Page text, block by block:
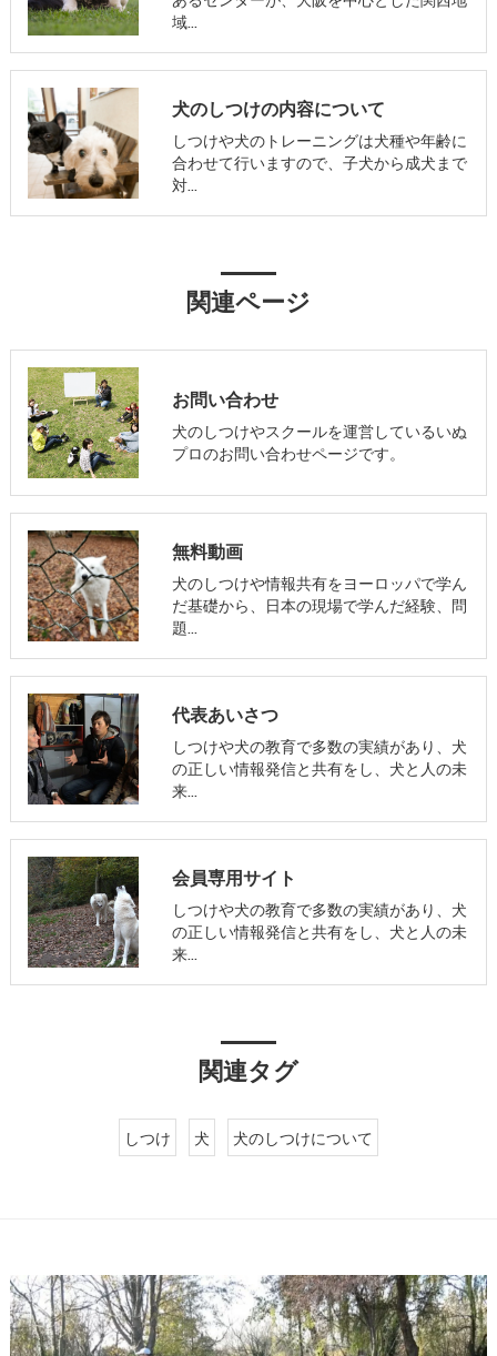
域…
犬のしつけの内容について
しつけや犬のトレーニングは犬種や年齢に
合わせて行いますので、子犬から成犬まで
対…
関連ページ
お問い合わせ
犬のしつけやスクールを運営しているいぬ
プロのお問い合わせページです。
無料動画
犬のしつけや情報共有をヨーロッパで学ん
だ基礎から、日本の現場で学んだ経験、問
題…
代表あいさつ
しつけや犬の教育で多数の実績があり、犬
の正しい情報発信と共有をし、犬と人の未
来…
会員専用サイト
しつけや犬の教育で多数の実績があり、犬
の正しい情報発信と共有をし、犬と人の未
来…
関連タグ
しつけ 犬 犬のしつけについて